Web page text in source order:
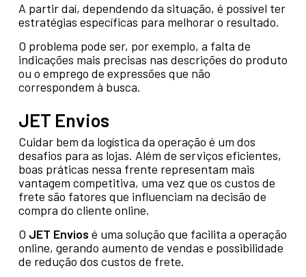
A partir daí, dependendo da situação, é possível ter
estratégias específicas para melhorar o resultado.
O problema pode ser, por exemplo, a falta de
indicações mais precisas nas descrições do produto
ou o emprego de expressões que não
correspondem à busca.
JET Envios
Cuidar bem da logística da operação é um dos
desafios para as lojas. Além de serviços eficientes,
boas práticas nessa frente representam mais
vantagem competitiva, uma vez que os custos de
frete são fatores que influenciam na decisão de
compra do cliente online.
O JET Envios é uma solução que facilita a operação
online, gerando aumento de vendas e possibilidade
de redução dos custos de frete.